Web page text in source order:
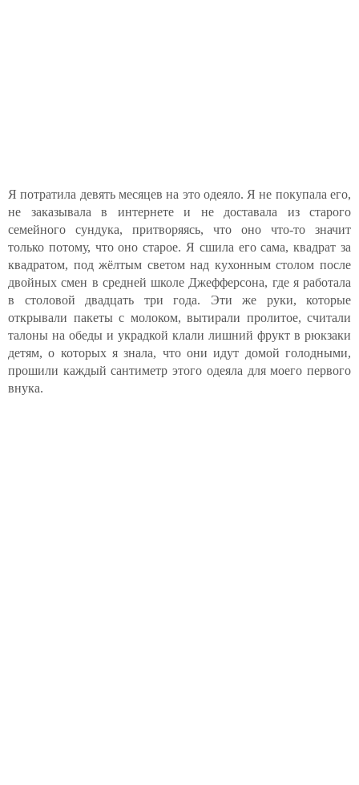
Я потратила девять месяцев на это одеяло. Я не покупала его,
не заказывала в интернете и не доставала из старого
семейного сундука, притворяясь, что оно что-то значит
только потому, что оно старое. Я сшила его сама, квадрат за
квадратом, под жёлтым светом над кухонным столом после
двойных смен в средней школе Джефферсона, где я работала
в столовой двадцать три года. Эти же руки, которые
открывали пакеты с молоком, вытирали пролитое, считали
талоны на обеды и украдкой клали лишний фрукт в рюкзаки
детям, о которых я знала, что они идут домой голодными,
прошили каждый сантиметр этого одеяла для моего первого
внука.